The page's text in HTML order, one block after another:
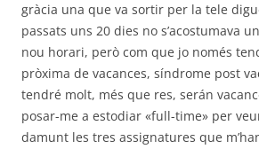
gràcia una que va sortir per la tele
passats uns 20 dies no s’acostumava
nou horari, però com que jo només
pròxima de vacances, síndrome post
tendré molt, més que res, serán
posar-me a estodiar «full-time» per
damunt les tres assignatures que